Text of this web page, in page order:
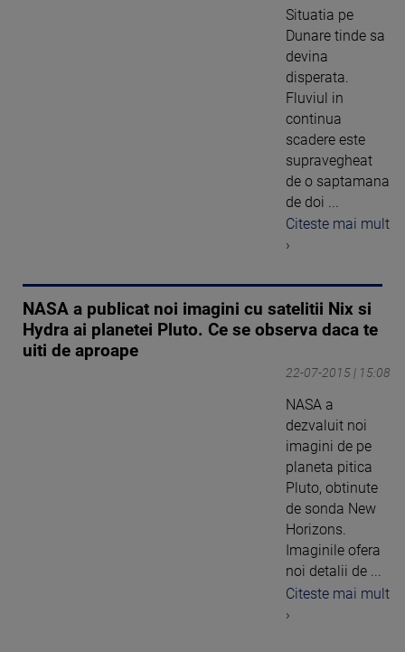
Situatia pe
Dunare tinde sa
devina
disperata.
Fluviul in
continua
scadere este
supravegheat
de o saptamana
de doi ...
Citeste mai mult
›
NASA a publicat noi imagini cu satelitii Nix si
Hydra ai planetei Pluto. Ce se observa daca te
uiti de aproape
22-07-2015 | 15:08
NASA a
dezvaluit noi
imagini de pe
planeta pitica
Pluto, obtinute
de sonda New
Horizons.
Imaginile ofera
noi detalii de ...
Citeste mai mult
›